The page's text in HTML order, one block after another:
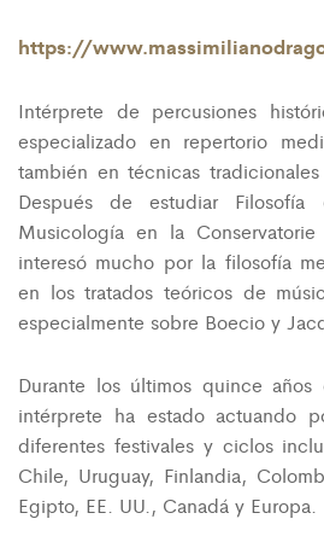
https://
Intérprete de percusiones
especializado en repertorio
también en técnicas
Después de estudiar
Musicología en la
interesó mucho por la filosofía
en los tratados teóricos de
especialmente sobre Boecio y
Durante los últimos quince
intérprete ha estado actuando
diferentes festivales y ciclos
Chile, Uruguay, Finlandia,
Egipto, EE. UU., Canadá y Europa.